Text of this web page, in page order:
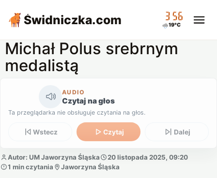
Świdniczka.com 03:56
19°C
Michał Polus srebrnym
medalistą
AUDIO
Czytaj na głos
Ta przeglądarka nie obsługuje czytania na głos.
Wstecz Czytaj Dalej
Autor: UM Jaworzyna Śląska
20 listopada 2025, 09:20
1 min czytania
Jaworzyna Śląska